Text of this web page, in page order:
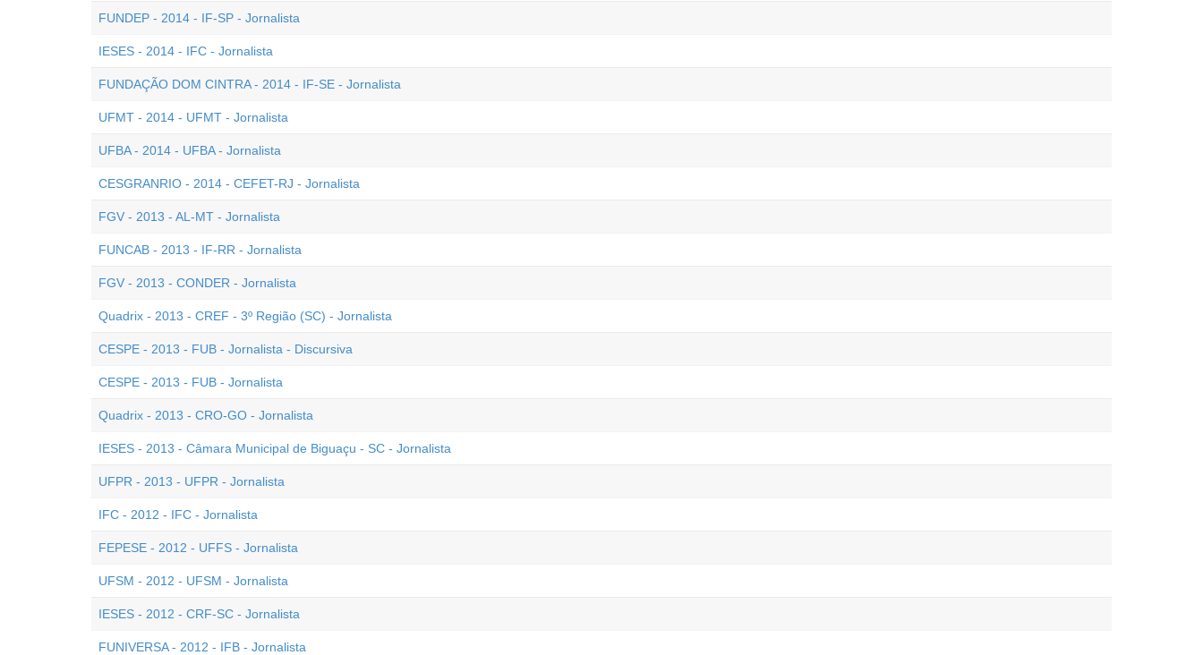
FUNDEP - 2014 - IF-SP - Jornalista
IESES - 2014 - IFC - Jornalista
FUNDAÇÃO DOM CINTRA - 2014 - IF-SE - Jornalista
UFMT - 2014 - UFMT - Jornalista
UFBA - 2014 - UFBA - Jornalista
CESGRANRIO - 2014 - CEFET-RJ - Jornalista
FGV - 2013 - AL-MT - Jornalista
FUNCAB - 2013 - IF-RR - Jornalista
FGV - 2013 - CONDER - Jornalista
Quadrix - 2013 - CREF - 3º Região (SC) - Jornalista
CESPE - 2013 - FUB - Jornalista - Discursiva
CESPE - 2013 - FUB - Jornalista
Quadrix - 2013 - CRO-GO - Jornalista
IESES - 2013 - Câmara Municipal de Biguaçu - SC - Jornalista
UFPR - 2013 - UFPR - Jornalista
IFC - 2012 - IFC - Jornalista
FEPESE - 2012 - UFFS - Jornalista
UFSM - 2012 - UFSM - Jornalista
IESES - 2012 - CRF-SC - Jornalista
FUNIVERSA - 2012 - IFB - Jornalista